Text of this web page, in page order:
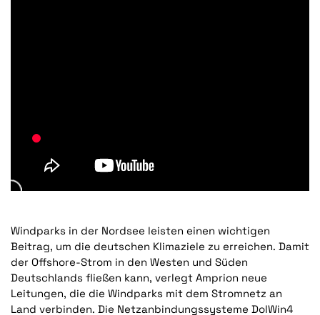
Windparks in der Nordsee leisten einen wichtigen
Beitrag, um die deutschen Klimaziele zu erreichen. Damit
der Offshore-Strom in den Westen und Süden
Deutschlands fließen kann, verlegt Amprion neue
Leitungen, die die Windparks mit dem Stromnetz an
Land verbinden. Die Netzanbindungssysteme DolWin4